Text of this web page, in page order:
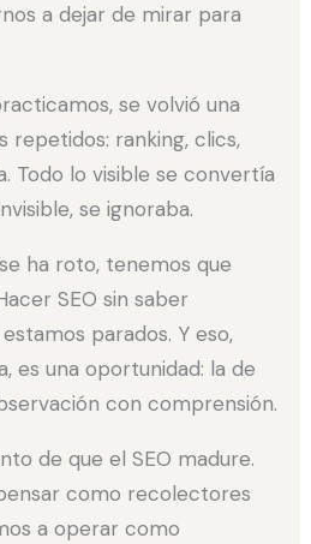
a dejar de mirar para
se volvió una
repetidos: ranking, clics,
Todo lo visible se convertía
se ignoraba.
ha roto, tenemos que
SEO sin saber
parados. Y eso,
es una oportunidad: la de
con comprensión.
de que el SEO madure.
como recolectores
a operar como